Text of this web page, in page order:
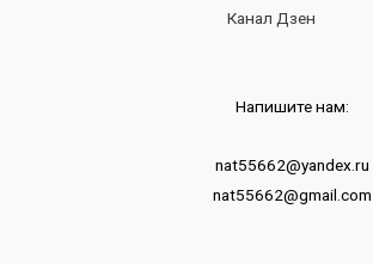
Канал Дзен
Напишите нам:
nat55662@yandex.ru
nat55662@gmail.com